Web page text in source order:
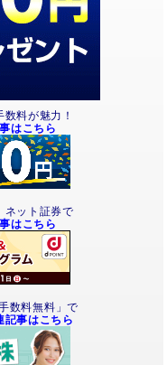
数料が魅力！
はこちら
ネット証券で
はこちら
数料無料」で
記事はこちら